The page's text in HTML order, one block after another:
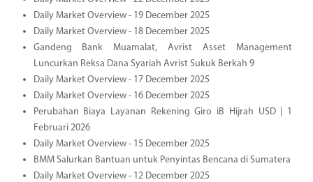
Daily Market Overview - 19 December 2025
Daily Market Overview - 18 December 2025
Gandeng Bank Muamalat, Avrist Asset Management
Luncurkan Reksa Dana Syariah Avrist Sukuk Berkah 9
Daily Market Overview - 17 December 2025
Daily Market Overview - 16 December 2025
Perubahan Biaya Layanan Rekening Giro iB Hijrah USD | 1
Februari 2026
Daily Market Overview - 15 December 2025
BMM Salurkan Bantuan untuk Penyintas Bencana di Sumatera
Daily Market Overview - 12 December 2025